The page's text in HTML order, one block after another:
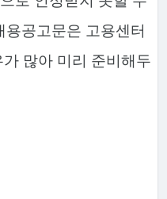
공고문은 고용센터
많아 미리 준비해두